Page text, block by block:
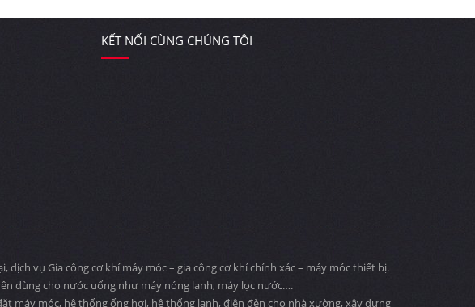
KẾT NỐI CÙNG CHÚNG TÔI
vụ Gia công cơ khí máy móc – gia công cơ khí chính xác – máy móc thiết bị.
dùng cho nước uống như máy nóng lạnh, máy lọc nước….
máy móc, hệ thống ống hơi, hệ thống lạnh, điện đèn cho nhà xường, xây dựng